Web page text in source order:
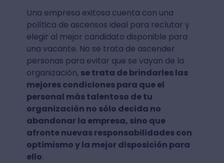
Una empresa exitosa cuenta con una
política de ascensos ideal para reclutar y
elegir al mejor candidato disponible para
una vacante. No se trata de ascender
personas para evitar que se vayan de la
organización, se trata de brindarles las
mejores condiciones para que el
personal más talentoso de tu
organización no sólo decida no
abandonar la empresa, sino que
afronte nuevas responsabilidades con
optimismo y la mejor disposición para
ello.